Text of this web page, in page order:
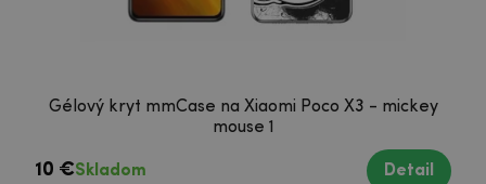
Gélový kryt mmCase na Xiaomi Poco X3 - mickey
mouse 1
10 €Skladom Detail